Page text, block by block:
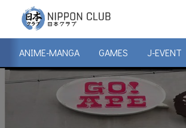
ANIME-MANGA GAMES J-EVENT